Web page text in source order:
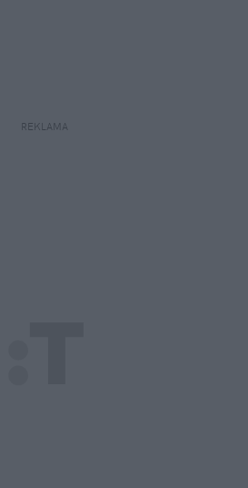
z linii Neuro Adapt marki
skórze odzyskać równowagę.
REKLAMA